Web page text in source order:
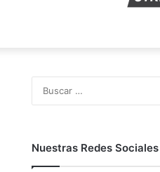
Nuestras Redes Sociales